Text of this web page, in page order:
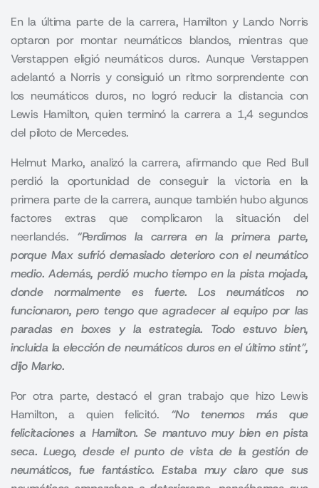
En la última parte de la carrera, Hamilton y Lando Norris
optaron por montar neumáticos blandos, mientras que
Verstappen eligió neumáticos duros. Aunque Verstappen
adelantó a Norris y consiguió un ritmo sorprendente con
los neumáticos duros, no logró reducir la distancia con
Lewis Hamilton, quien terminó la carrera a 1,4 segundos
del piloto de Mercedes.
Helmut Marko, analizó la carrera, afirmando que Red Bull
perdió la oportunidad de conseguir la victoria en la
primera parte de la carrera, aunque también hubo algunos
factores extras que complicaron la situación del
neerlandés. “Perdimos la carrera en la primera parte,
porque Max sufrió demasiado deterioro con el neumático
medio. Además, perdió mucho tiempo en la pista mojada,
donde normalmente es fuerte. Los neumáticos no
funcionaron, pero tengo que agradecer al equipo por las
paradas en boxes y la estrategia. Todo estuvo bien,
incluida la elección de neumáticos duros en el último stint”,
dijo Marko.
Por otra parte, destacó el gran trabajo que hizo Lewis
Hamilton, a quien felicitó. “No tenemos más que
felicitaciones a Hamilton. Se mantuvo muy bien en pista
seca. Luego, desde el punto de vista de la gestión de
neumáticos, fue fantástico. Estaba muy claro que sus